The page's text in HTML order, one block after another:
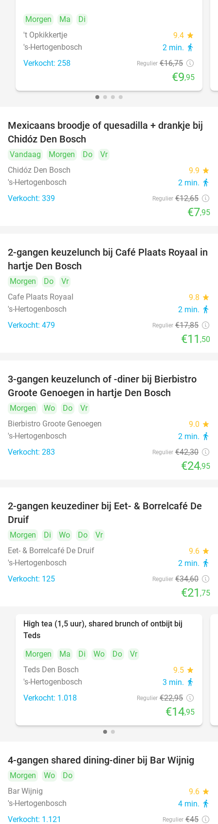
Morgen Ma
Di
't Opkikkertje
9.4 star
's-Hertogenbosch 2 min. directions_walk
Verkocht: 258 Regulier €16,75
€9,95
37%
Mexicaans broodje of quesadilla + drankje bij
Chidóz Den Bosch
Vandaag Morgen Do
Vr
Chidóz Den Bosch
9.9 star
's-Hertogenbosch 2 min. directions_walk
Verkocht: 339 Regulier €12,65
€7,95
36%
2-gangen keuzelunch bij Café Plaats Royaal in
hartje Den Bosch
Morgen Do
Vr
Cafe Plaats Royaal
9.8 star
's-Hertogenbosch 2 min. directions_walk
Verkocht: 479 Regulier €17,85
€11 ,50
41%
3-gangen keuzelunch of -diner bij Bierbistro
Groote Genoegen in hartje Den Bosch
Morgen Wo Do
Vr
Bierbistro Groote Genoegen
9.0 star
's-Hertogenbosch 2 min. directions_walk
Verkocht: 283 Regulier €42,30
€24,95
37%
2-gangen keuzediner bij Eet- & Borrelcafé De
Druif
Morgen Di Wo Do
Vr
Eet- & Borrelcafé De Druif
9.6 star
's-Hertogenbosch 2 min. directions_walk
Verkocht: 125 Regulier €34,60
€21 ,75
35%
High tea (1,5 uur), shared brunch of ontbijt bij
Teds
Morgen
Ma Di Wo Do
Vr
Teds Den Bosch
9.5 star
's-Hertogenbosch 3 min. directions_walk
Verkocht: 1.018 Regulier €22,95
€14,95
45%
4-gangen shared dining-diner bij Bar Wijnig
Morgen Wo
Do
Bar Wijnig
9.6 star
's-Hertogenbosch 4 min. directions_walk
Verkocht: 1.121 Regulier €45